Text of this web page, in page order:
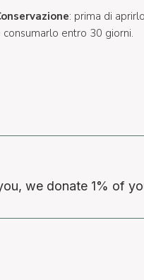
: prima di
consumarlo entro 30 giorni.
we donate 1% of